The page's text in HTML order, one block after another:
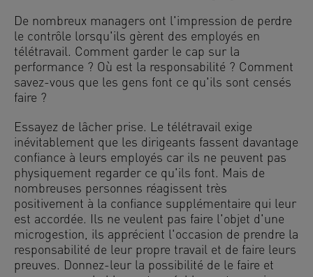
De nombreux managers ont l'impression de perdre
le contrôle lorsqu'ils gèrent des employés en
télétravail. Comment garder le cap sur la
performance ? Où est la responsabilité ? Comment
savez-vous que les gens font ce qu'ils sont censés
faire ?
Essayez de lâcher prise. Le télétravail exige
inévitablement que les dirigeants fassent davantage
confiance à leurs employés car ils ne peuvent pas
physiquement regarder ce qu'ils font. Mais de
nombreuses personnes réagissent très
positivement à la confiance supplémentaire qui leur
est accordée. Ils ne veulent pas faire l'objet d'une
microgestion, ils apprécient l'occasion de prendre la
responsabilité de leur propre travail et de faire leurs
preuves. Donnez-leur la possibilité de le faire et